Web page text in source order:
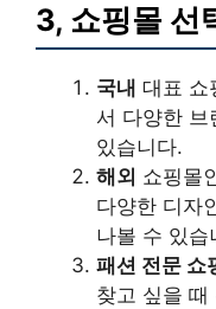
3, 쇼핑몰 선
국내 대표 쇼
서 다양한 브
있습니다.
해외 쇼핑몰
다양한 디자
나볼 수 있습
패션 전문 쇼
찾고 싶을 때